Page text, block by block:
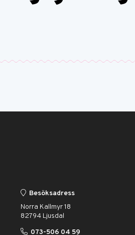
Besöksadress
Norra Kallmyr 18
82794 Ljusdal
073-506 04 59